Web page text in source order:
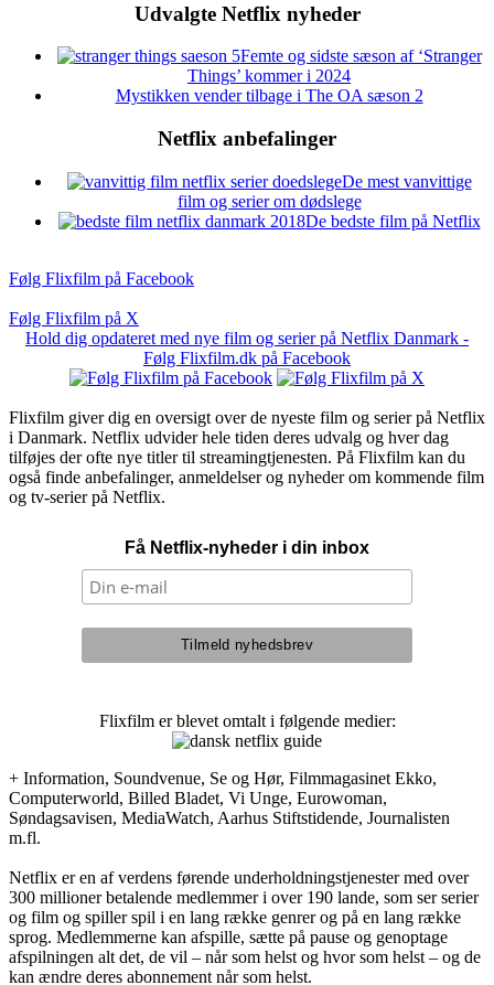
Udvalgte Netflix nyheder
Femte og sidste sæson af ‘Stranger
Things’ kommer i 2024
Mystikken vender tilbage i The OA sæson 2
Netflix anbefalinger
De mest vanvittige
film og serier om dødslege
De bedste film på Netflix
Følg Flixfilm på Facebook
Følg Flixfilm på X
Hold dig opdateret med nye film og serier på Netflix Danmark -
Følg Flixfilm.dk på Facebook
Flixfilm giver dig en oversigt over de nyeste film og serier på Netflix
i Danmark. Netflix udvider hele tiden deres udvalg og hver dag
tilføjes der ofte nye titler til streamingtjenesten. På Flixfilm kan du
også finde anbefalinger, anmeldelser og nyheder om kommende film
og tv-serier på Netflix.
Få Netflix-nyheder i din inbox
Flixfilm er blevet omtalt i følgende medier:
+ Information, Soundvenue, Se og Hør, Filmmagasinet Ekko,
Computerworld, Billed Bladet, Vi Unge, Eurowoman,
Søndagsavisen, MediaWatch, Aarhus Stiftstidende, Journalisten
m.fl.
Netflix er en af verdens førende underholdningstjenester med over
300 millioner betalende medlemmer i over 190 lande, som ser serier
og film og spiller spil i en lang række genrer og på en lang række
sprog. Medlemmerne kan afspille, sætte på pause og genoptage
afspilningen alt det, de vil – når som helst og hvor som helst – og de
kan ændre deres abonnement når som helst.